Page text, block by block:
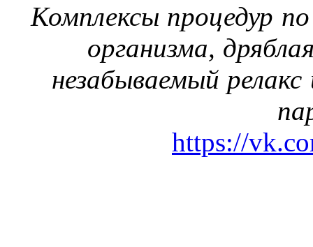
Комплексы процедур
организма,
незабываемый
https://